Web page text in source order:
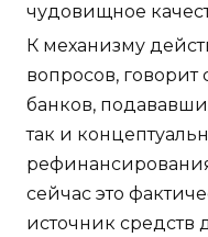
чудовищное
К механизму
вопросов, говорит
банков,
так и
сейчас это
источник средств